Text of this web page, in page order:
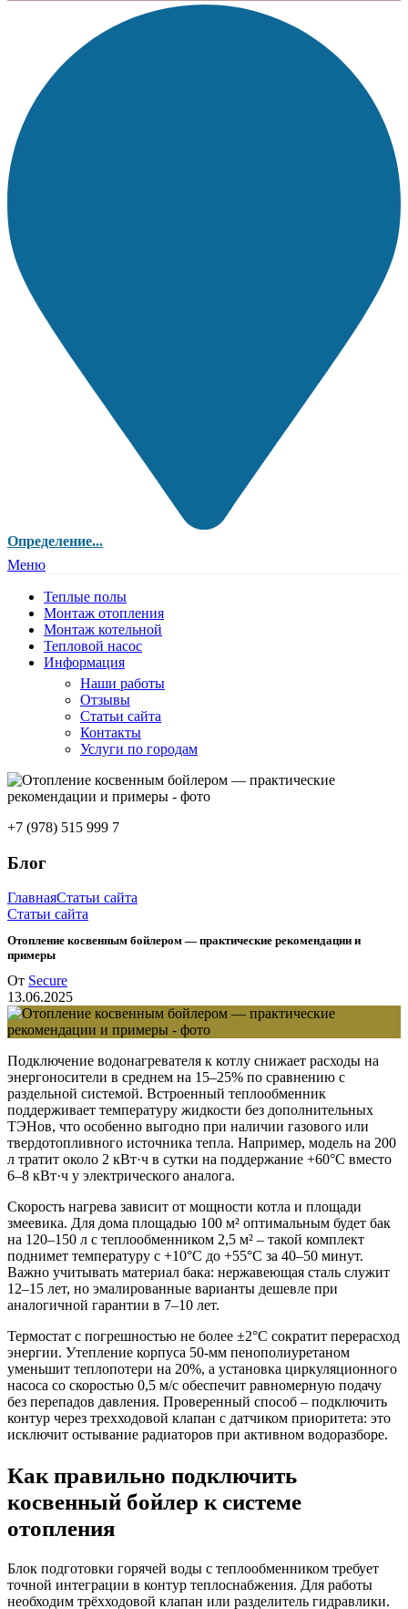
Определение...
Меню
Теплые полы
Монтаж отопления
Монтаж котельной
Тепловой насос
Информация
Наши работы
Отзывы
Статьи сайта
Контакты
Услуги по городам
+7 (978) 515 999 7
Блог
ГлавнаяСтатьи сайта
Статьи сайта
Отопление косвенным бойлером — практические рекомендации и
примеры
От Secure
13.06.2025
Подключение водонагревателя к котлу снижает расходы на
энергоносители в среднем на 15–25% по сравнению с
раздельной системой. Встроенный теплообменник
поддерживает температуру жидкости без дополнительных
ТЭНов, что особенно выгодно при наличии газового или
твердотопливного источника тепла. Например, модель на 200
л тратит около 2 кВт·ч в сутки на поддержание +60°C вместо
6–8 кВт·ч у электрического аналога.
Скорость нагрева зависит от мощности котла и площади
змеевика. Для дома площадью 100 м² оптимальным будет бак
на 120–150 л с теплообменником 2,5 м² – такой комплект
поднимет температуру с +10°C до +55°C за 40–50 минут.
Важно учитывать материал бака: нержавеющая сталь служит
12–15 лет, но эмалированные варианты дешевле при
аналогичной гарантии в 7–10 лет.
Термостат с погрешностью не более ±2°C сократит перерасход
энергии. Утепление корпуса 50-мм пенополиуретаном
уменьшит теплопотери на 20%, а установка циркуляционного
насоса со скоростью 0,5 м/с обеспечит равномерную подачу
без перепадов давления. Проверенный способ – подключить
контур через трехходовой клапан с датчиком приоритета: это
исключит остывание радиаторов при активном водоразборе.
Как правильно подключить
косвенный бойлер к системе
отопления
Блок подготовки горячей воды с теплообменником требует
точной интеграции в контур теплоснабжения. Для работы
необходим трёхходовой клапан или разделитель гидравлики.